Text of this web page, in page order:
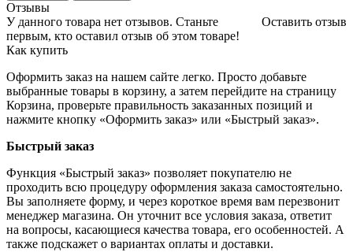
Отзывы
Оставить отзыв
У данного товара нет отзывов. Станьте
первым, кто оставил отзыв об этом товаре!
Как купить
Оформить заказ на нашем сайте легко. Просто добавьте
выбранные товары в корзину, а затем перейдите на страницу
Корзина, проверьте правильность заказанных позиций и
нажмите кнопку «Оформить заказ» или «Быстрый заказ».
Быстрый заказ
Функция «Быстрый заказ» позволяет покупателю не
проходить всю процедуру оформления заказа самостоятельно.
Вы заполняете форму, и через короткое время вам перезвонит
менеджер магазина. Он уточнит все условия заказа, ответит
на вопросы, касающиеся качества товара, его особенностей. А
также подскажет о вариантах оплаты и доставки.